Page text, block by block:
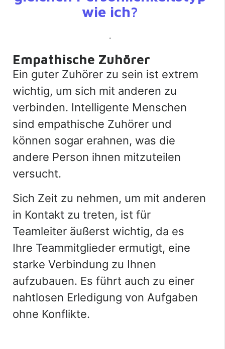
wie ich?
.
Empathische Zuhörer
Ein guter Zuhörer zu sein ist extrem
wichtig, um sich mit anderen zu
verbinden. Intelligente Menschen
sind empathische Zuhörer und
können sogar erahnen, was die
andere Person ihnen mitzuteilen
versucht.
Sich Zeit zu nehmen, um mit anderen
in Kontakt zu treten, ist für
Teamleiter äußerst wichtig, da es
Ihre Teammitglieder ermutigt, eine
starke Verbindung zu Ihnen
aufzubauen. Es führt auch zu einer
nahtlosen Erledigung von Aufgaben
ohne Konflikte.